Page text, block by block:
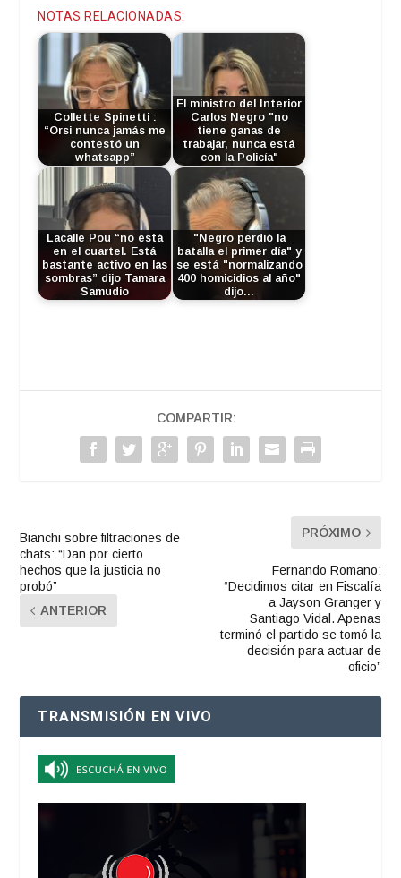
NOTAS RELACIONADAS:
Collette Spinetti :
“Orsi nunca jamás me
contestó un
whatsapp”
El ministro del Interior
Carlos Negro "no
tiene ganas de
trabajar, nunca está
con la Policía"
Lacalle Pou “no está
en el cuartel. Está
bastante activo en las
sombras” dijo Tamara
Samudio
"Negro perdió la
batalla el primer día" y
se está "normalizando
400 homicidios al año"
dijo…
COMPARTIR:
Bianchi sobre filtraciones de
chats: “Dan por cierto
hechos que la justicia no
probó”
ANTERIOR
PRÓXIMO
Fernando Romano:
“Decidimos citar en Fiscalía
a Jayson Granger y
Santiago Vidal. Apenas
terminó el partido se tomó la
decisión para actuar de
oficio”
TRANSMISIÓN EN VIVO